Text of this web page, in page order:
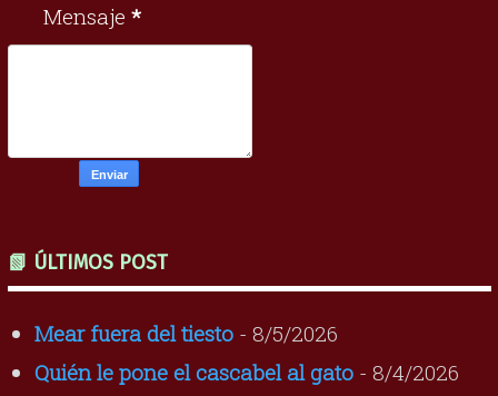
Mensaje *
📗 ÚLTIMOS POST
Mear fuera del tiesto- 8/5/2026
Quién le pone el cascabel al gato- 8/4/2026